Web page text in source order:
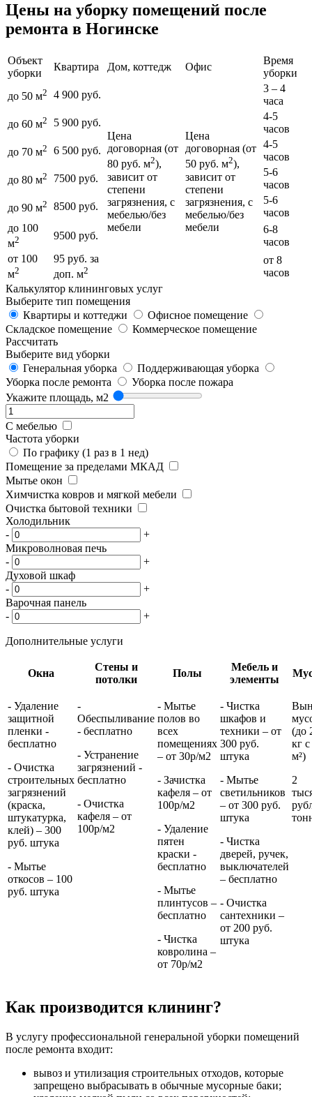
Цены на уборку помещений после
ремонта в Ногинске
Объект
уборки
Квартира Дом, коттедж Офис
Время
уборки
до 50 м2 4 900 руб.
Цена
договорная (от
80 руб. м2),
зависит от
степени
загрязнения, с
мебелью/без
мебели
Цена
договорная (от
50 руб. м2),
зависит от
степени
загрязнения, с
мебелью/без
мебели
3 – 4
часа
до 60 м2 5 900 руб.
4-5
часов
до 70 м2 6 500 руб.
4-5
часов
до 80 м2 7500 руб.
5-6
часов
до 90 м2 8500 руб.
5-6
часов
до 100
м2 9500 руб.
6-8
часов
от 100
м2
95 руб. за
доп. м2
от 8
часов
Калькулятор клининговых услуг
Выберите тип помещения
Квартиры и коттеджи
Офисное помещение
Складское помещение
Коммерческое помещение
Рассчитать
Выберите вид уборки
Генеральная уборка
Поддерживающая уборка
Уборка после ремонта
Уборка после пожара
Укажите площадь, м2
С мебелью
Частота уборки
По графику (1 раз в 1 нед)
Помещение за пределами МКАД
Мытье окон
Химчистка ковров и мягкой мебели
Очистка бытовой техники
Холодильник
-
+
Микроволновая печь
-
+
Духовой шкаф
-
+
Варочная панель
-
+
Дополнительные услуги
Окна
Стены и
потолки
Полы
Мебель и
элементы
- Удаление
защитной
пленки -
бесплатно
- Очистка
строительных
загрязнений
(краска,
штукатурка,
клей) – 300
руб. штука
- Мытье
откосов – 100
руб. штука
-
Обеспыливание
- бесплатно
- Устранение
загрязнений -
бесплатно
- Очистка
кафеля – от
100р/м2
- Мытье
полов во
всех
помещениях
– от 30р/м2
- Зачистка
кафеля – от
100р/м2
- Удаление
пятен
краски -
бесплатно
- Мытье
плинтусов –
бесплатно
- Чистка
ковролина –
от 70р/м2
- Чистка
шкафов и
техники – от
300 руб.
штука
- Мытье
светильников
– от 300 руб.
штука
- Чистка
дверей, ручек,
выключателей
– бесплатно
- Очистка
сантехники –
от 200 руб.
штука
(до
кг
м²)
2
Как производится клининг?
В услугу профессиональной генеральной уборки помещений
после ремонта входит:
вывоз и утилизация строительных отходов, которые
запрещено выбрасывать в обычные мусорные баки;